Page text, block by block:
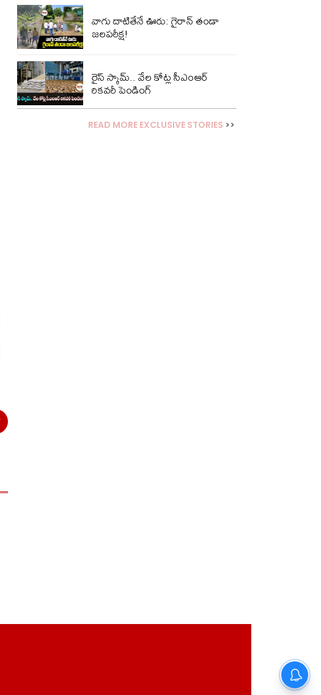
వాగు దాటితేనే ఊరు: గైరాన్ తండా
జలపరీక్ష!
రైస్ స్కామ్.. వేల కోట్ల‌ సీఎంఆర్
రికవరీ పెండింగ్
READ MORE EXCLUSIVE STORIES >>